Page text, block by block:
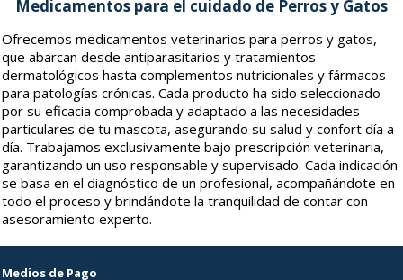
Medicamentos para el cuidado de Perros y Gatos
Ofrecemos medicamentos veterinarios para perros y gatos,
que abarcan desde antiparasitarios y tratamientos
dermatológicos hasta complementos nutricionales y fármacos
para patologías crónicas. Cada producto ha sido seleccionado
por su eficacia comprobada y adaptado a las necesidades
particulares de tu mascota, asegurando su salud y confort día a
día. Trabajamos exclusivamente bajo prescripción veterinaria,
garantizando un uso responsable y supervisado. Cada indicación
se basa en el diagnóstico de un profesional, acompañándote en
todo el proceso y brindándote la tranquilidad de contar con
asesoramiento experto.
Medios de Pago